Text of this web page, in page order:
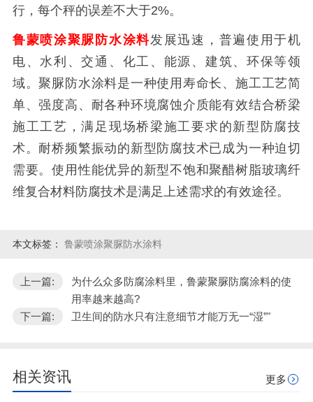
行，每个秤的误差不大于2%。
鲁蒙喷涂聚脲防水涂料发展迅速，普遍使用于机
电、水利、交通、化工、能源、建筑、环保等领
域。聚脲防水涂料是一种使用寿命长、施工工艺简
单、强度高、耐各种环境腐蚀介质能有效结合桥梁
施工工艺，满足现场桥梁施工要求的新型防腐技
术。耐桥频繁振动的新型防腐技术已成为一种迫切
需要。使用性能优异的新型不饱和聚醋树脂玻璃纤
维复合材料防腐技术是满足上述需求的有效途径。
本文标签： 鲁蒙喷涂聚脲防水涂料
上一篇:
为什么众多防腐涂料里，鲁蒙聚脲防腐涂料的使
用率越来越高?
下一篇:
卫生间的防水只有注意细节才能万无一“湿”"
相关资讯 更多